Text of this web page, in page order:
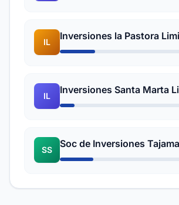
IL
Inversiones la Pastora
IL
Inversiones Santa Marta
SS
Soc de Inversiones